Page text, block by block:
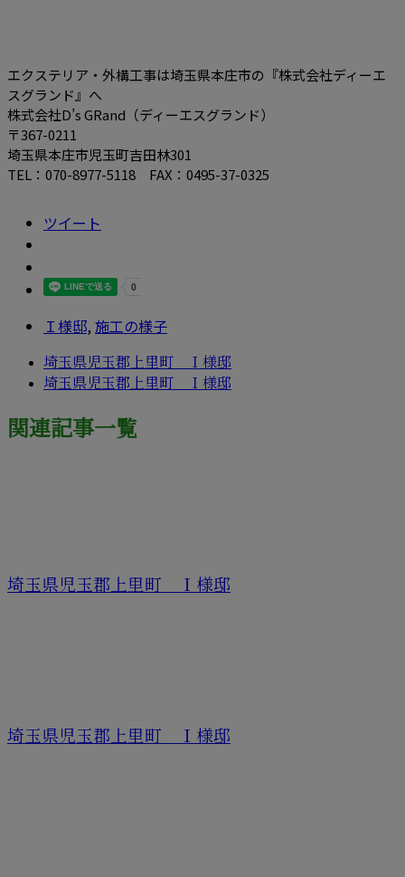
エクステリア・外構工事は埼玉県本庄市の『株式会社ディーエ
スグランド』へ
株式会社D’s GRand（ディーエスグランド）
〒367-0211
埼玉県本庄市児玉町吉田林301
TEL：070-8977-5118 FAX：0495-37-0325
ツイート
Ｉ様邸, 施工の様子
埼玉県児玉郡上里町 Ｉ様邸
埼玉県児玉郡上里町 Ｉ様邸
関連記事一覧
埼玉県児玉郡上里町 Ｉ様邸
埼玉県児玉郡上里町 Ｉ様邸